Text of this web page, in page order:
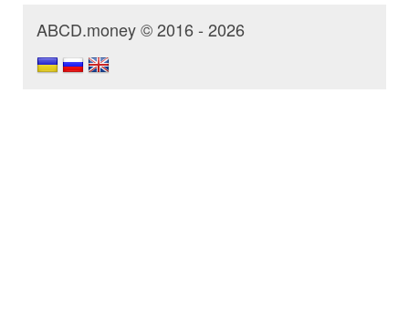
ABCD.money © 2016 - 2026